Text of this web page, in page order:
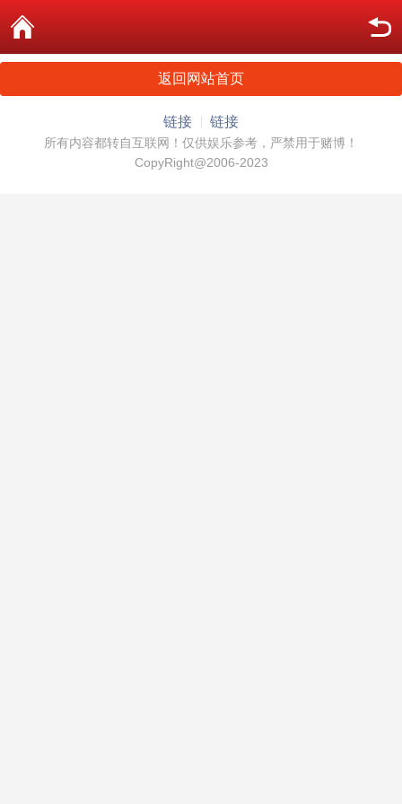
返回网站首页
链接 链接
所有内容都转自互联网！仅供娱乐参考，严禁用于赌博！
CopyRight@2006-2023